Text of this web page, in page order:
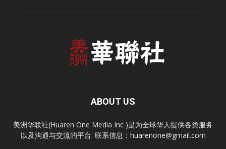
ABOUT US
美洲华联社(Huaren One Media Inc )是为全球华人提供各类服务
以及沟通与交流的平台. 联系信息： huarenone@gmail.com